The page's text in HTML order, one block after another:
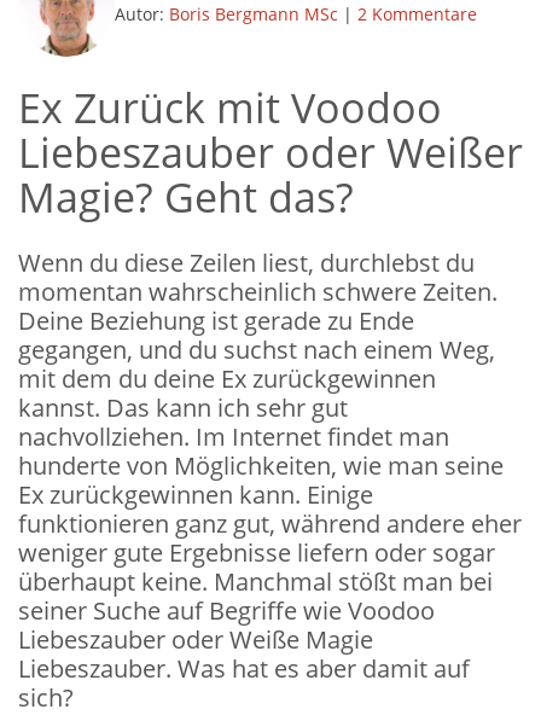
Autor: Boris Bergmann MSc | 2 Kommentare
Ex Zurück mit Voodoo
Liebeszauber oder Weißer
Magie? Geht das?
Wenn du diese Zeilen liest, durchlebst du
momentan wahrscheinlich schwere Zeiten.
Deine Beziehung ist gerade zu Ende
gegangen, und du suchst nach einem Weg,
mit dem du deine Ex zurückgewinnen
kannst. Das kann ich sehr gut
nachvollziehen. Im Internet findet man
hunderte von Möglichkeiten, wie man seine
Ex zurückgewinnen kann. Einige
funktionieren ganz gut, während andere eher
weniger gute Ergebnisse liefern oder sogar
überhaupt keine. Manchmal stößt man bei
seiner Suche auf Begriffe wie Voodoo
Liebeszauber oder Weiße Magie
Liebeszauber. Was hat es aber damit auf
sich?